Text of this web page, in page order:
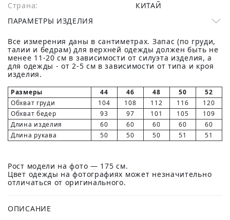
Страна:
КИТАЙ
ПАРАМЕТРЫ ИЗДЕЛИЯ
Все измерения даны в сантиметрах. Запас (по груди,
талии и бедрам) для верхней одежды должен быть не
менее 11-20 см в зависимости от силуэта изделия, а
для одежды - от 2-5 см в зависимости от типа и кроя
изделия.
Размеры 44 46 48 50
52
Обхват груди
104 108 112 116
120
Обхват бедер
93 97 101 105
109
Длина изделия
60 60 60 60
60
Длина рукава
50 50 50 51 51
Рост модели на фото — 175 см.
Цвет одежды на фотографиях может незначительно
отличаться от оригинального.
ОПИСАНИЕ